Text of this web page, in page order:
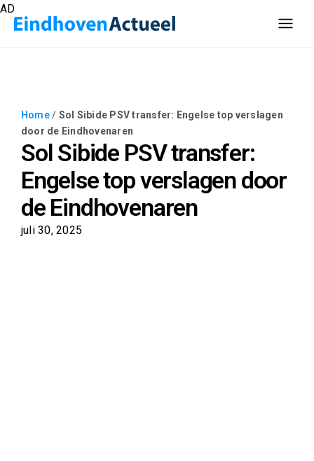
Home/ Sol Sibide PSV transfer: Engelse top verslagen
door de Eindhovenaren
Sol Sibide PSV transfer:
Engelse top verslagen door
de Eindhovenaren
juli 30, 2025
AD